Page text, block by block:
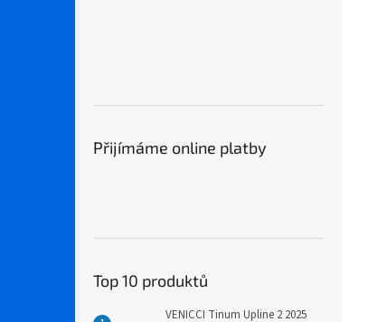
Přijímáme online platby
Top 10 produktů
VENICCI Tinum Upline 2 2025